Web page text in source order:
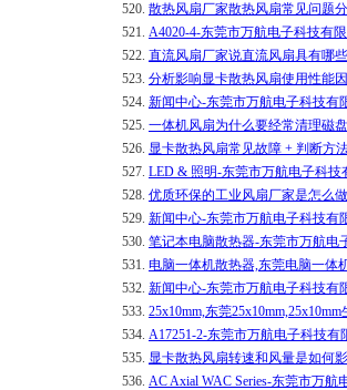
520. 散热风扇厂家散热风扇常见问题
521. A4020-4-东莞市万航电子科技有
522. 直流风扇厂家说直流风扇具有哪
523. 分析影响显卡散热风扇使用性能
524. 新闻中心-东莞市万航电子科技有
525. 一体机风扇为什么要经常清理磁
526. 显卡散热风扇常见故障 + 判断方
527. LED & 照明-东莞市万航电子科技
528. 优质环保的工业风扇厂家是怎么
529. 新闻中心-东莞市万航电子科技有
530. 笔记本电脑散热器-东莞市万航电
531. 电脑一体机散热器,东莞电脑一体
532. 新闻中心-东莞市万航电子科技有
533. 25x10mm,东莞
534. A17251-2-东莞市万航电子科技有
535. 显卡散热风扇转速和风量是如何
536. AC Axial WAC Series-东莞市万航